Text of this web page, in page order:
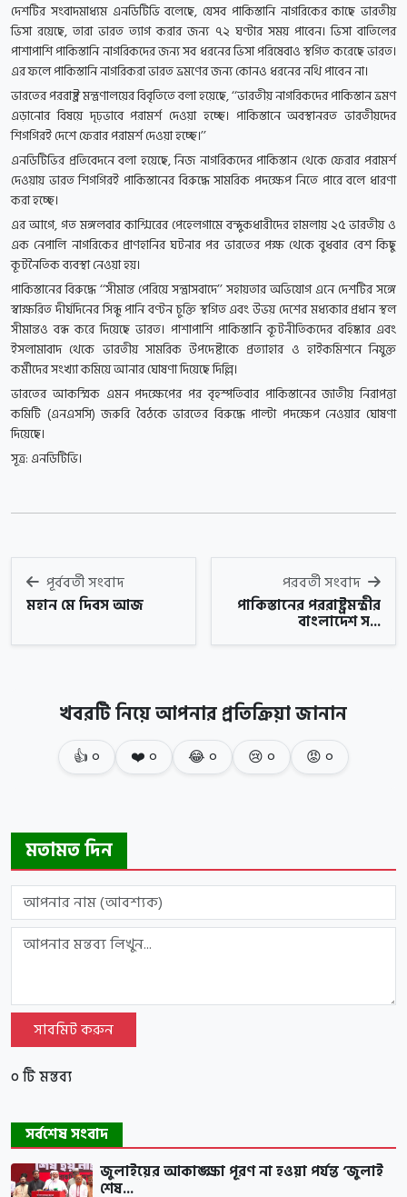
দেশটির সংবাদমাধ্যম এনডিটিভি বলেছে, যেসব পাকিস্তানি নাগরিকের কাছে ভারতীয়
ভিসা রয়েছে, তারা ভারত ত্যাগ করার জন্য ৭২ ঘণ্টার সময় পাবেন। ভিসা বাতিলের
পাশাপাশি পাকিস্তানি নাগরিকদের জন্য সব ধরনের ভিসা পরিষেবাও স্থগিত করেছে ভারত।
এর ফলে পাকিস্তানি নাগরিকরা ভারত ভ্রমণের জন্য কোনও ধরনের নথি পাবেন না।
ভারতের পররাষ্ট্র মন্ত্রণালয়ের বিবৃতিতে বলা হয়েছে, ‘‘ভারতীয় নাগরিকদের পাকিস্তান ভ্রমণ
এড়ানোর বিষয়ে দৃঢ়ভাবে পরামর্শ দেওয়া হচ্ছে। পাকিস্তানে অবস্থানরত ভারতীয়দের
শিগগিরই দেশে ফেরার পরামর্শ দেওয়া হচ্ছে।’’
এনডিটিভির প্রতিবেদনে বলা হয়েছে, নিজ নাগরিকদের পাকিস্তান থেকে ফেরার পরামর্শ
দেওয়ায় ভারত শিগগিরই পাকিস্তানের বিরুদ্ধে সামরিক পদক্ষেপ নিতে পারে বলে ধারণা
করা হচ্ছে।
এর আগে, গত মঙ্গলবার কাশ্মিরের পেহেলগামে বন্দুকধারীদের হামলায় ২৫ ভারতীয় ও
এক নেপালি নাগরিকের প্রাণহানির ঘটনার পর ভারতের পক্ষ থেকে বুধবার বেশ কিছু
কূটনৈতিক ব্যবস্থা নেওয়া হয়।
পাকিস্তানের বিরুদ্ধে ‘‘সীমান্ত পেরিয়ে সন্ত্রাসবাদে’’ সহায়তার অভিযোগ এনে দেশটির সঙ্গে
স্বাক্ষরিত দীর্ঘদিনের সিন্ধু পানি বণ্টন চুক্তি স্থগিত এবং উভয় দেশের মধ্যকার প্রধান স্থল
সীমান্তও বন্ধ করে দিয়েছে ভারত। পাশাপাশি পাকিস্তানি কূটনীতিকদের বহিষ্কার এবং
ইসলামাবাদ থেকে ভারতীয় সামরিক উপদেষ্টাকে প্রত্যাহার ও হাইকমিশনে নিযুক্ত
কর্মীদের সংখ্যা কমিয়ে আনার ঘোষণা দিয়েছে দিল্লি।
ভারতের আকস্মিক এমন পদক্ষেপের পর বৃহস্পতিবার পাকিস্তানের জাতীয় নিরাপত্তা
কমিটি (এনএসসি) জরুরি বৈঠকে ভারতের বিরুদ্ধে পাল্টা পদক্ষেপ নেওয়ার ঘোষণা
দিয়েছে।
সূত্র: এনডিটিভি।
পূর্ববর্তী সংবাদ
মহান মে দিবস আজ
পরবর্তী সংবাদ
পাকিস্তানের পররাষ্ট্রমন্ত্রীর
বাংলাদেশ স...
খবরটি নিয়ে আপনার প্রতিক্রিয়া জানান
👍০ ❤️০ 😂০ 😢০ 😡০
মতামত দিন
সাবমিট করুন
০ টি মন্তব্য
সর্বশেষ সংবাদ
জুলাইয়ের আকাঙ্ক্ষা পূরণ না হওয়া পর্যন্ত ‘জুলাই
শেষ...